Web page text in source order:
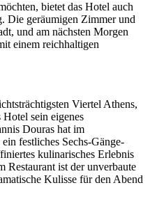
bietet das Hotel auch
Die geräumigen Zimmer und
und am nächsten Morgen
einem reichhaltigen
Viertel Athens,
sein eigenes
Douras hat im
festliches Sechs-Gänge-
kulinarisches Erlebnis
Restaurant ist der unverbaute
Kulisse für den Abend